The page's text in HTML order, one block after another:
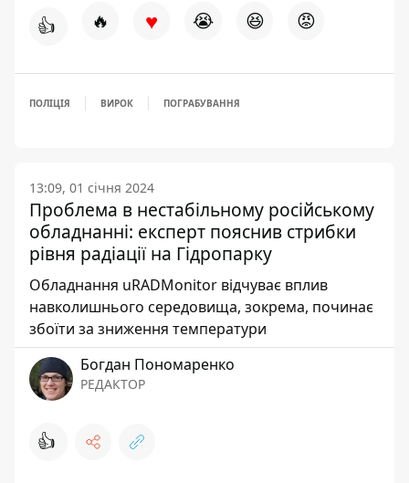
👍 🔥 ♥ 😭 😆 😡
ПОЛІЦІЯ ВИРОК ПОГРАБУВАННЯ
13:09, 01 січня 2024
Проблема в нестабільному російському
обладнанні: експерт пояснив стрибки
рівня радіації на Гідропарку
Обладнання uRADMonitor відчуває вплив
навколишнього середовища, зокрема, починає
збоїти за зниження температури
Богдан Пономаренко
РЕДАКТОР
👍